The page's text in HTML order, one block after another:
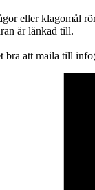
eller klagomål
är länkad till.
bra att maila till